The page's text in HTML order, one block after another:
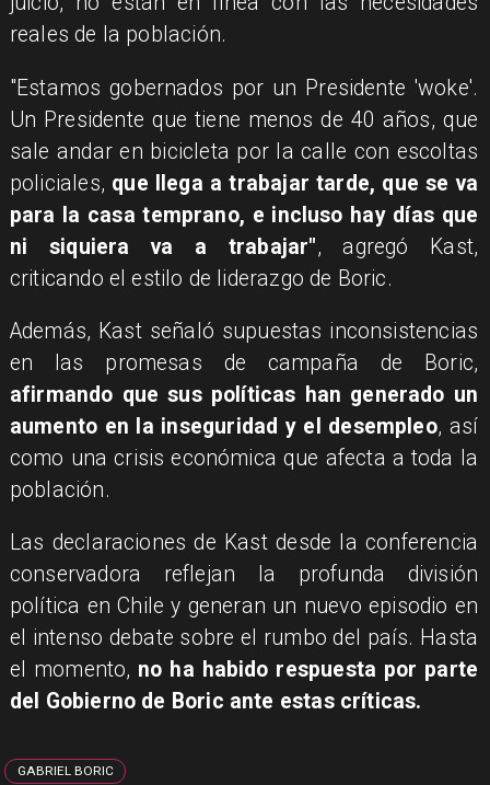
reales de la población.
"Estamos gobernados por un Presidente 'woke'.
Un Presidente que tiene menos de 40 años, que
sale andar en bicicleta por la calle con escoltas
policiales, que llega a trabajar tarde, que se va
para la casa temprano, e incluso hay días que
ni siquiera va a trabajar", agregó Kast,
criticando el estilo de liderazgo de Boric.
Además, Kast señaló supuestas inconsistencias
en las promesas de campaña de Boric,
afirmando que sus políticas han generado un
aumento en la inseguridad y el desempleo, así
como una crisis económica que afecta a toda la
población.
Las declaraciones de Kast desde la conferencia
conservadora reflejan la profunda división
política en Chile y generan un nuevo episodio en
el intenso debate sobre el rumbo del país. Hasta
el momento, no ha habido respuesta por parte
del Gobierno de Boric ante estas críticas.
GABRIEL BORIC